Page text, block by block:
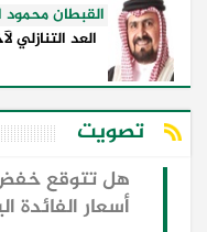
القبطان محمود
العد
تصويت
هل تتوقع خفض
أسعار الفائدة